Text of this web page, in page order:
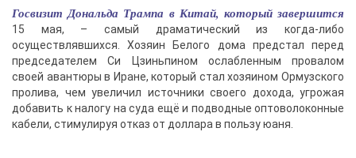
Госвизит Дональда Трампа в Китай, который завершится
15 мая, – самый драматический из когда-либо
осуществлявшихся. Хозяин Белого дома предстал перед
председателем Си Цзиньпином ослабленным провалом
своей авантюры в Иране, который стал хозяином Ормузского
пролива, чем увеличил источники своего дохода, угрожая
добавить к налогу на суда ещё и подводные оптоволоконные
кабели, стимулируя отказ от доллара в пользу юаня.